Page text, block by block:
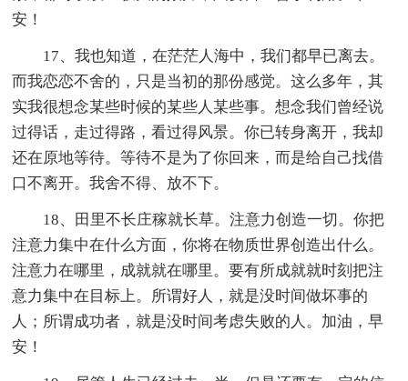
安！
17、我也知道，在茫茫人海中，我们都早已离去。
而我恋恋不舍的，只是当初的那份感觉。这么多年，其
实我很想念某些时候的某些人某些事。想念我们曾经说
过得话，走过得路，看过得风景。你已转身离开，我却
还在原地等待。等待不是为了你回来，而是给自己找借
口不离开。我舍不得、放不下。
18、田里不长庄稼就长草。注意力创造一切。你把
注意力集中在什么方面，你将在物质世界创造出什么。
注意力在哪里，成就就在哪里。要有所成就就时刻把注
意力集中在目标上。所谓好人，就是没时间做坏事的
人；所谓成功者，就是没时间考虑失败的人。加油，早
安！